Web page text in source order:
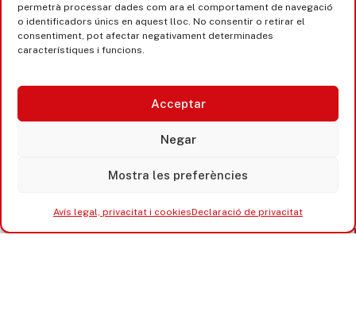
permetrà processar dades com ara el comportament de navegació
o identificadors únics en aquest lloc. No consentir o retirar el
consentiment, pot afectar negativament determinades
característiques i funcions.
Acceptar
Negar
Mostra les preferències
Avís legal, privacitat i cookiesDeclaració de privacitat